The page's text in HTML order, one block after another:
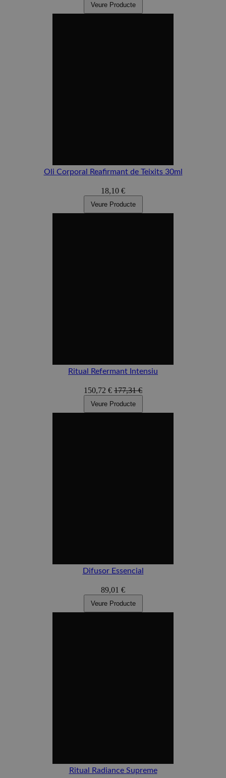
Veure Producte
Oli Corporal Reafirmant de Teixits 30ml
18,10 €
Veure Producte
Ritual Refermant Intensiu
150,72 € 177,31 €
Veure Producte
Difusor Essencial
89,01 €
Veure Producte
Ritual Radiance Supreme